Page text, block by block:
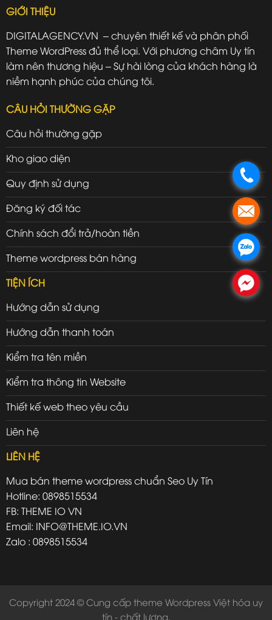
GIỚI THIỆU
DIGITALAGENCY.VN – chuyên thiết kế và phân phối
Theme WordPress đủ thể loại. Với phương châm Uy tín
làm nên thương hiệu – Sự hài lòng của khách hàng là
niềm hạnh phúc của chúng tôi.
CÂU HỎI THƯỜNG GẶP
Câu hỏi thường gặp
Kho giao diện
Quy định sử dụng
Đăng ký đối tác
Chính sách đổi trả/hoàn tiền
Theme wordpress bán hàng
TIỆN ÍCH
Hướng dẫn sử dụng
Hướng dẫn thanh toán
Kiểm tra tên miền
Kiểm tra thông tin Website
Thiết kế web theo yêu cầu
Liên hệ
LIÊN HỆ
Mua bán theme wordpress chuẩn Seo Uy Tín
Hotline: 0898515534
FB: THEME IO VN
Email: INFO@THEME.IO.VN
Zalo : 0898515534
Copyright 2024 © Cung cấp theme Wordpress Việt hóa uy
tín - chất lượng.
.
.
.
.